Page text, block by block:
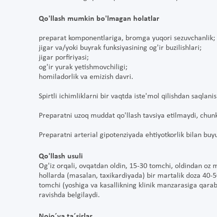
Qo'llash mumkin bo'lmagan holatlar
preparat komponentlariga, bromga yuqori sezuvchanlik;
jigar va/yoki buyrak funksiyasining og'ir buzilishlari;
jigar porfiriyasi;
og'ir yurak yetishmovchiligi;
homiladorlik va emizish davri.
Spirtli ichimliklarni bir vaqtda iste'mol qilishdan
Preparatni uzoq muddat qo'llash tavsiya etilmaydi,
Preparatni arterial gipotenziyada ehtiyotkorlik bilan
Qo'llash usuli
Og'iz orqali, ovqatdan oldin, 15-30 tomchi, oldindan oz
hollarda (masalan, taxikardiyada) bir martalik doza
tomchi (yoshiga va kasallikning klinik manzarasiga
ravishda belgilaydi.